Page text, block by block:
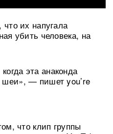
их напугала
убить человека, на
эта анаконда
шеи», — пишет you’re
что клип группы